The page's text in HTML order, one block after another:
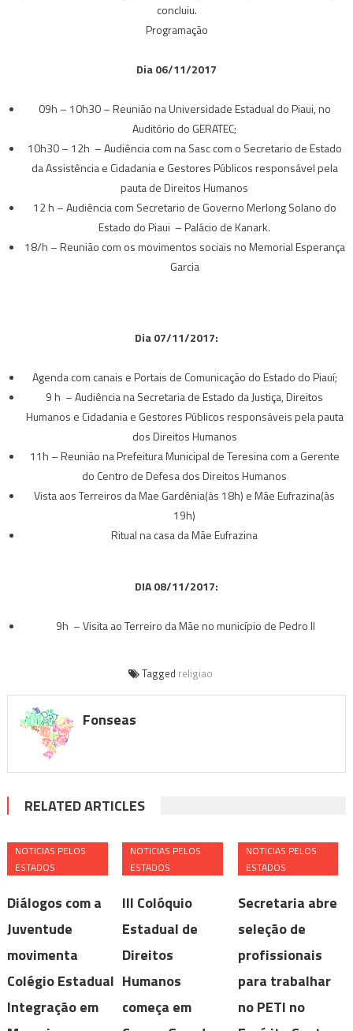
concluiu.
Programação
Dia 06/11/2017
09h – 10h30 – Reunião na Universidade Estadual do Piaui, no
Auditório do GERATEC;
10h30 – 12h – Audiência com na Sasc com o Secretario de Estado
da Assistência e Cidadania e Gestores Públicos responsável pela
pauta de Direitos Humanos
12 h – Audiência com Secretario de Governo Merlong Solano do
Estado do Piaui – Palácio de Kanark.
18/h – Reunião com os movimentos sociais no Memorial Esperança
Garcia
Dia 07/11/2017:
Agenda com canais e Portais de Comunicação do Estado do Piauí;
9 h – Audiência na Secretaria de Estado da Justiça, Direitos
Humanos e Cidadania e Gestores Públicos responsáveis pela pauta
dos Direitos Humanos
11h – Reunião na Prefeitura Municipal de Teresina com a Gerente
do Centro de Defesa dos Direitos Humanos
Vista aos Terreiros da Mae Gardênia(às 18h) e Mãe Eufrazina(às
19h)
Ritual na casa da Mãe Eufrazina
DIA 08/11/2017:
9h – Visita ao Terreiro da Mãe no município de Pedro II
Tagged religiao
Fonseas
RELATED ARTICLES
NOTICIAS PELOS
ESTADOS
Diálogos com a
Juventude
movimenta
Colégio Estadual
Integração em
NOTICIAS PELOS
ESTADOS
III Colóquio
Estadual de
Direitos
Humanos
começa em
NOTICIAS PELOS
ESTADOS
Secretaria abre
seleção de
profissionais
para trabalhar
no PETI no